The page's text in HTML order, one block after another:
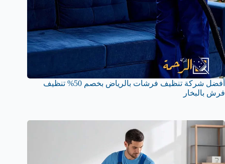
أفضل شركة تنظيف فرشات بالرياض بخصم 50% تنظيف
فرش بالبخار